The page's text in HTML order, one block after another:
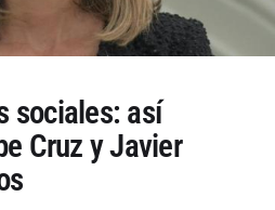
sociales: así
Cruz y Javier